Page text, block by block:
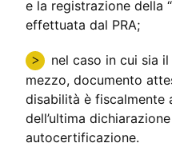
e la registrazione della
effettuata dal PRA;
nel caso in cui sia
mezzo, documento
disabilità è fiscalmente
dell’ultima
autocertificazione.